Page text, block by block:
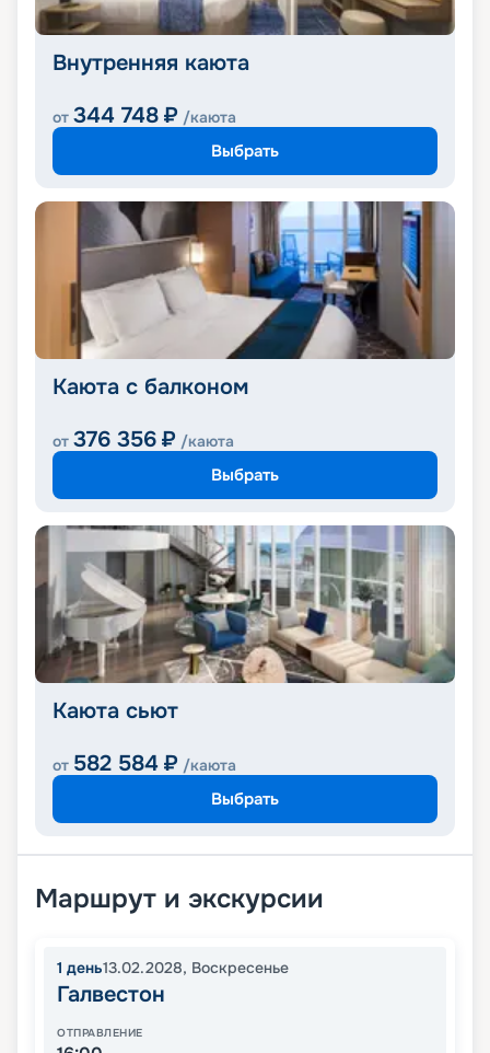
Внутренняя каюта
от 344 748 ₽ /каюта
Выбрать
Каюта с балконом
от 376 356 ₽ /каюта
Выбрать
Каюта сьют
от 582 584 ₽ /каюта
Выбрать
Маршрут и экскурсии
1 день13.02.2028, Воскресенье
Галвестон
ОТПРАВЛЕНИЕ